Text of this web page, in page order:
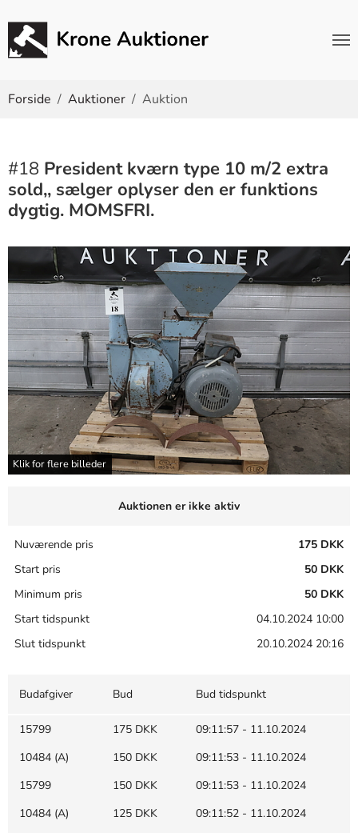
Forside Auktioner Auktion
#18 President kværn type 10 m/2 extra
sold,, sælger oplyser den er funktions
dygtig. MOMSFRI.
Klik for flere billeder
Auktionen er ikke aktiv
Nuværende pris
175 DKK
Start pris
50 DKK
Minimum pris
50 DKK
Start tidspunkt
04.10.2024 10:00
Slut tidspunkt
20.10.2024 20:16
Budafgiver Bud Bud tidspunkt
15799 175 DKK
09:11:57 - 11.10.2024
10484 (A)
150 DKK
09:11:53 - 11.10.2024
15799
150 DKK
09:11:53 - 11.10.2024
10484 (A)
125 DKK
09:11:52 - 11.10.2024